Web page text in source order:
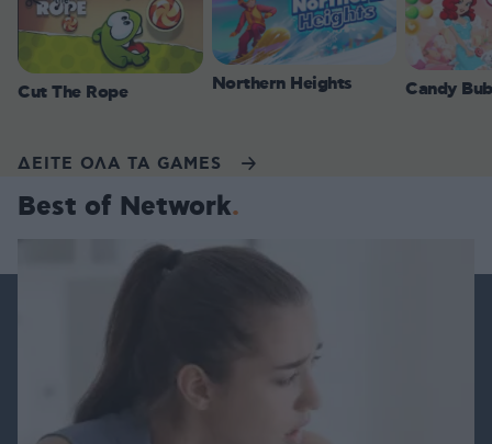
Cut The Rope Northern Heights Candy
ΔΕΙΤΕ ΟΛΑ ΤΑ GAMES
Best of Network